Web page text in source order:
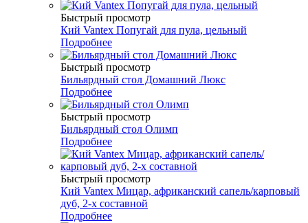
Быстрый просмотр
Кий Vantex Попугай для пула, цельный
Подробнее
Быстрый просмотр
Бильярдный стол Домашний Люкс
Подробнее
Быстрый просмотр
Бильярдный стол Олимп
Подробнее
Быстрый просмотр
Кий Vantex Мицар, африканский сапель/карповый
дуб, 2-х составной
Подробнее